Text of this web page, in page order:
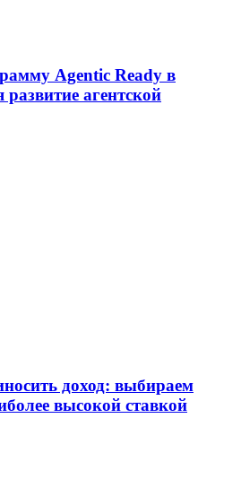
Agentic Ready в
развитие агентской
доход: выбираем
высокой ставкой